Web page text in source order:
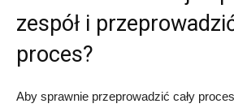
zespół i
proces?
Aby sprawnie przeprowadzić cały